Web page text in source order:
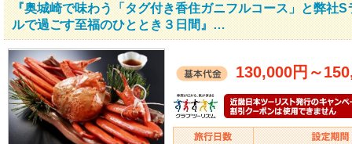
『奥城崎で味わう「タグ付き香住ガニフルコース」と弊社
ルで過ごす至福のひととき３日間』…
130,000円 ～